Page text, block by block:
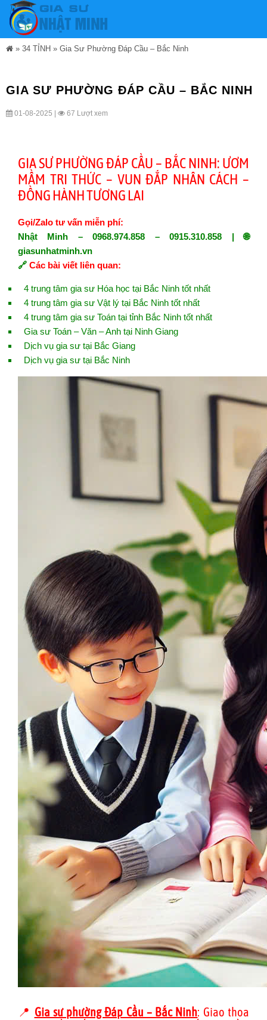
» 34 TỈNH » Gia Sư Phường Đáp Cầu – Bắc Ninh
GIA SƯ PHƯỜNG ĐÁP CẦU – BẮC NINH
01-08-2025 | 67 Lượt xem
GIA SƯ PHƯỜNG ĐÁP CẦU – BẮC NINH: ƯƠM
MẦM TRI THỨC – VUN ĐẮP NHÂN CÁCH –
ĐỒNG HÀNH TƯƠNG LAI
Gọi/Zalo tư vấn miễn phí:
Nhật Minh – 0968.974.858 – 0915.310.858 | 🌐
giasunhatminh.vn
🔗 Các bài viết liên quan:
4 trung tâm gia sư Hóa học tại Bắc Ninh tốt nhất
4 trung tâm gia sư Vật lý tại Bắc Ninh tốt nhất
4 trung tâm gia sư Toán tại tỉnh Bắc Ninh tốt nhất
Gia sư Toán – Văn – Anh tại Ninh Giang
Dịch vụ gia sư tại Bắc Giang
Dịch vụ gia sư tại Bắc Ninh
📍 Gia sư phường Đáp Cầu – Bắc Ninh: Giao thoa